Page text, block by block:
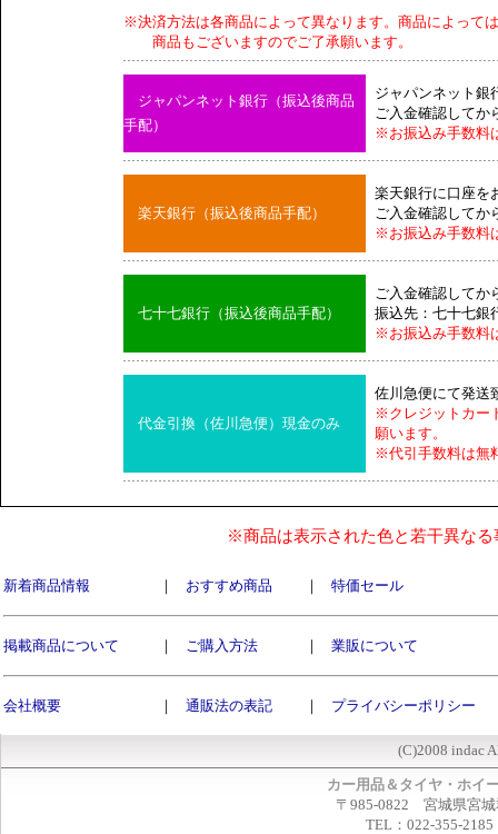
※決済方法は各商品によって異なります。商品によって
商品もございますのでご了承願います。
ジャパンネット銀行（振込後商品
手配）
ジャパンネット銀
ご入金確認してか
※お振込み手数料
楽天銀行（振込後商品手配）
楽天銀行に口座を
ご入金確認してか
※お振込み手数料
七十七銀行（振込後商品手配）
ご入金確認してか
振込先：七十七銀
※お振込み手数料
代金引換（佐川急便）現金のみ
佐川急便にて発送
※クレジットカー
願います。
※代引手数料は無
※商品は表示された色と若干異な
新着商品情報 ｜ おすすめ商品 ｜ 特価セール
掲載商品について ｜ ご購入方法 ｜ 業販について
会社概要 ｜ 通販法の表記 ｜ プライバシーポリシー
(C)2008 indac
カー用品＆タイヤ・ホイ
〒985-0822 宮城県宮城
TEL：022-355-